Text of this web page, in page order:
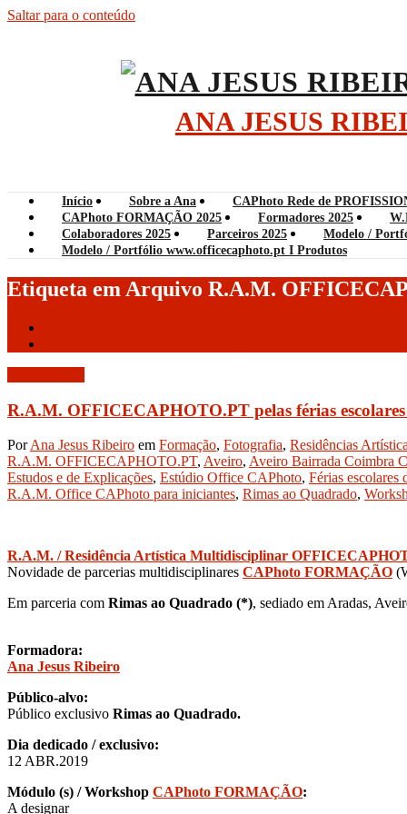
Saltar para o conteúdo
ANA JESUS
Início Sobre a Ana
CAPhoto Rede de
CAPhoto FORMAÇÃO 2025
Formadores 2025
Colaboradores 2025
Parceiros 2025
Modelo /
Modelo / Portfólio www.officecaphoto.pt I Produtos
Etiqueta em Arquivo R.A.M.
R.A.M. OFFICECAPHOTO.PT pelas férias
PorAna Jesus Ribeiro em Formação, Fotografia, Residências
R.A.M. OFFICECAPHOTO.PT, Aveiro, Aveiro Bairrada Coimbra
Estudos e de Explicações, Estúdio Office CAPhoto, Férias escolares
R.A.M. Office CAPhoto para iniciantes, Rimas ao Quadrado,
R.A.M. / Residência Artística Multidisciplinar
Novidade de parcerias multidisciplinares CAPhoto FORMAÇÃO
Em parceria com Rimas ao Quadrado (*), sediado em Aradas,
Formadora:
Ana Jesus Ribeiro
Público-alvo:
Público exclusivo Rimas ao Quadrado.
Dia dedicado / exclusivo:
12 ABR.2019
Módulo (s) / Workshop CAPhoto FORMAÇÃO:
A designar